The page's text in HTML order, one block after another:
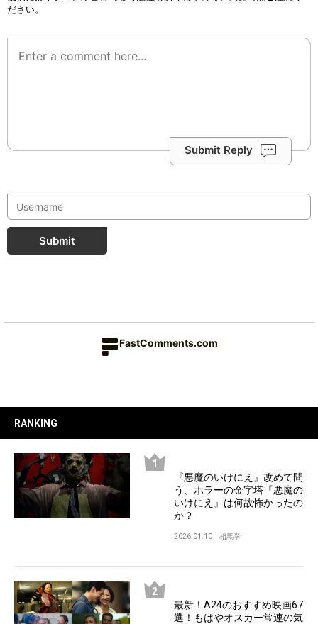
ださい。
Submit Reply
Submit
FastComments.com
RANKING
『悪魔のいけにえ』改めて問
う、ホラーの金字塔『悪魔の
いけにえ』は何故怖かったの
か？
2026.01.10 相馬学
最新！A24のおすすめ映画67
選！もはやオスカー常連の気